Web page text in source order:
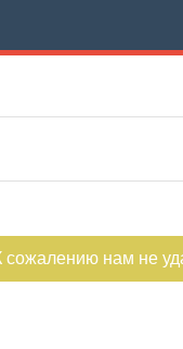
сожалению нам не